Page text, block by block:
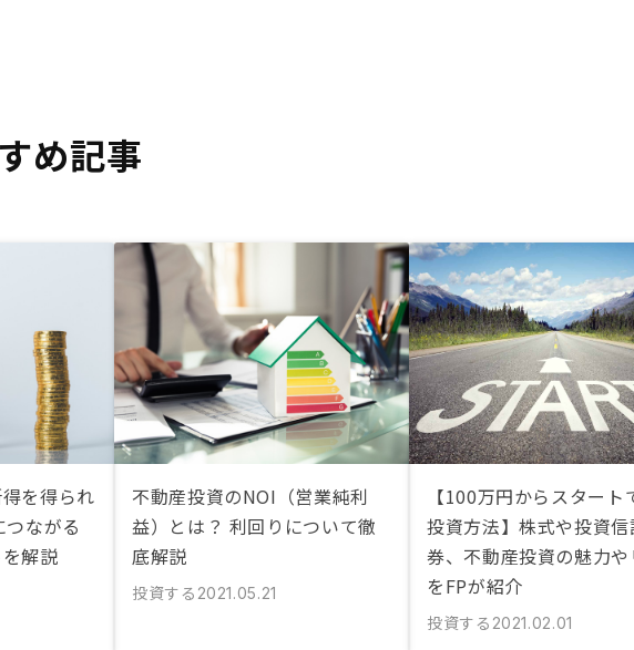
め記事
を得られ
ながる
解説
不動産投資のNOI（営業純利
益）とは？ 利回りについて徹
底解説
投資する 2021.05.21
【100万円からスタート
投資方法】株式や投資
券、不動産投資の魅力や
をFPが紹介
投資する 2021.02.01